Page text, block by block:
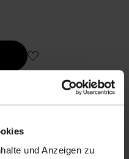
und Anzeigen zu